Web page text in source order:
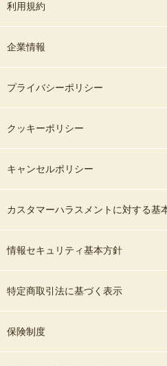
利用規約
企業情報
プライバシーポリシー
クッキーポリシー
キャンセルポリシー
カスタマーハラスメントに対する基
情報セキュリティ基本方針
特定商取引法に基づく表示
保険制度